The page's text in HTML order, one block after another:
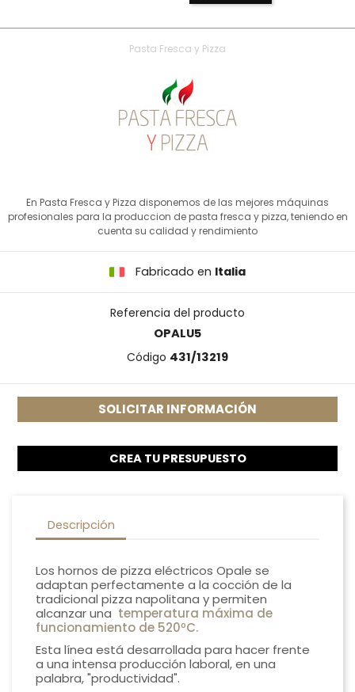
Pasta Fresca y Pizza
En Pasta Fresca y Pizza disponemos de las mejores máquinas
profesionales para la produccion de pasta fresca y pizza, teniendo en
cuenta su calidad y rendimiento
Fabricado en Italia
Referencia del producto
OPALU5
Código 431/13219
SOLICITAR INFORMACIÓN
CREA TU PRESUPUESTO
Descripción
Los hornos de pizza eléctricos Opale se
adaptan perfectamente a la cocción de la
tradicional pizza napolitana y permiten
alcanzar una temperatura máxima de
funcionamiento de 520ºC.
Esta línea está desarrollada para hacer frente
a una intensa producción laboral, en una
palabra, "productividad".